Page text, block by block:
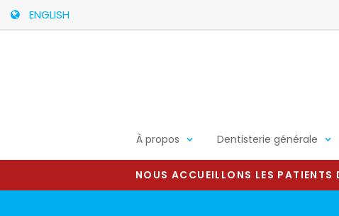
ENGLISH
À propos Dentisterie générale
NOUS ACCUEILLONS LES